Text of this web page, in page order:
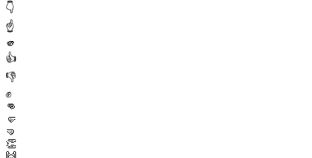
👇
☝️
🫵
👍
👎
✊
👊
🤛
🤜
👏